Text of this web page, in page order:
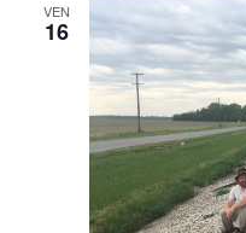
VEN
16